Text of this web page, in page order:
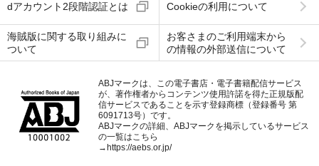
dアカウント2段階認証とは Cookieの利用について
海賊版に関する取り組みに
ついて
お客さまのご利用端末から
の情報の外部送信について
ABJマークは、この電子書店・電子書籍配信サービス
が、著作権者からコンテンツ使用許諾を得た正規版配
信サービスであることを示す登録商標（登録番号 第
6091713号）です。
ABJマークの詳細、ABJマークを掲示しているサービス
の一覧はこちら
→ https://aebs.or.jp/